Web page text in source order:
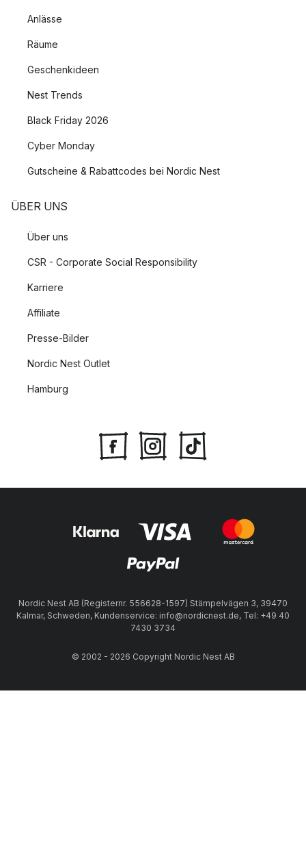
Anlässe
Räume
Geschenkideen
Nest Trends
Black Friday 2026
Cyber Monday
Gutscheine & Rabattcodes bei Nordic Nest
ÜBER UNS
Über uns
CSR - Corporate Social Responsibility
Karriere
Affiliate
Presse-Bilder
Nordic Nest Outlet
Hamburg
Nordic Nest AB (Registernr. 556628-1597) Stämpelvägen 3, 39470
Kalmar, Schweden, Kundenservice: info@nordicnest.de, Tel: +49 40
7430 3734
© 2002 - 2026 Copyright Nordic Nest AB